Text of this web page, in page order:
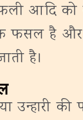
आदि को
फसल है
है।
या उन्हारी